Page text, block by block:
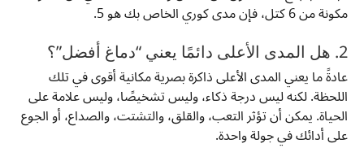
مكونة من 6 كتل، فإن مدى كوري الخاص بك هو 5.
2. هل المدى الأعلى دائمًا يعني “دماغ أفضل”؟
عادةً ما يعني المدى الأعلى ذاكرة بصرية مكانية أقوى في تلك
اللحظة. لكنه ليس درجة ذكاء، وليس تشخيصًا، وليس علامة على
الحياة. يمكن أن تؤثر التعب، والقلق، والتشتت، والصداع، أو الجوع
على أدائك في جولة واحدة.